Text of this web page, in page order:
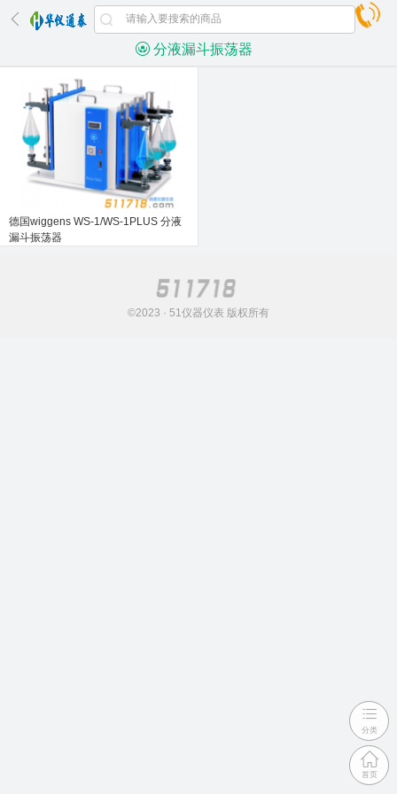
分液漏斗振荡器
德国wiggens WS-1/WS-1PLUS 分液
漏斗振荡器
©2023 · 51仪器仪表 版权所有
分类
首页